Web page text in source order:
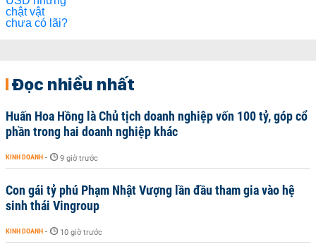
Đọc nhiều nhất
Huấn Hoa Hồng là Chủ tịch doanh nghiệp vốn 100 tỷ, góp cổ
phần trong hai doanh nghiệp khác
KINH DOANH - 9 giờ trước
Con gái tỷ phú Phạm Nhật Vượng lần đầu tham gia vào hệ
sinh thái Vingroup
KINH DOANH - 10 giờ trước